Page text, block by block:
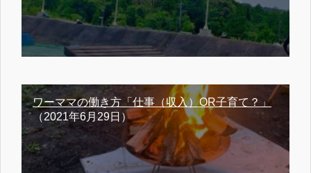
ワーママの働き方「仕事（収入）OR子育て？」
（2021年6月29日）